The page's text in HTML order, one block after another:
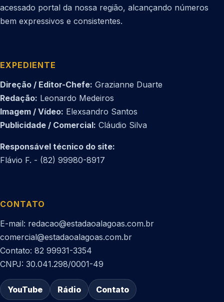
acessado portal da nossa região, alcançando números
bem expressivos e consistentes.
EXPEDIENTE
Direção / Editor-Chefe: Grazianne Duarte
Redação: Leonardo Medeiros
Imagem / Vídeo: Elexsandro Santos
Publicidade / Comercial: Cláudio Silva
Responsável técnico do site:
Flávio F. - (82) 99980-8917
CONTATO
E-mail: redacao@estadaoalagoas.com.br
comercial@estadaoalagoas.com.br
Contato: 82 99931-3354
CNPJ: 30.041.298/0001-49
YouTube Rádio Contato